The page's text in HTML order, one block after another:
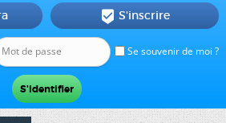
Se souvenir de moi ?
 S'inscrire